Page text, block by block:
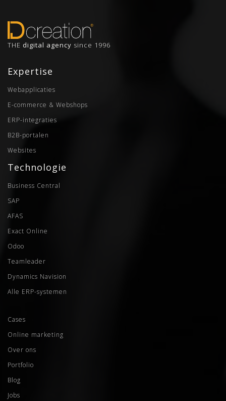
THE digital agency since 1996
Expertise
Webapplicaties
E-commerce & Webshops
ERP-integraties
B2B-portalen
Websites
Technologie
Business Central
SAP
AFAS
Exact Online
Odoo
Teamleader
Dynamics Navision
Alle ERP-systemen
Cases
Online marketing
Over ons
Portfolio
Blog
Jobs